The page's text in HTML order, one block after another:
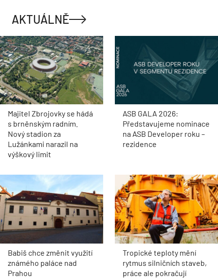
AKTUÁLNĚ
Majitel Zbrojovky se hádá
s brněnským radním.
Nový stadion za
Lužánkami narazil na
výškový limit
ASB GALA 2026:
Představujeme nominace
na ASB Developer roku –
rezidence
Babiš chce změnit využití
známého paláce nad
Prahou
Tropické teploty mění
rytmus silničních staveb,
práce ale pokračují